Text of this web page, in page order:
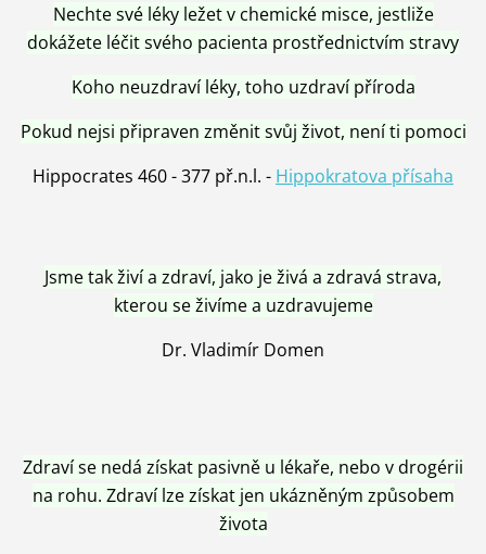
Nechte své léky ležet v chemické misce, jestliže
dokážete léčit svého pacienta prostřednictvím stravy
Koho neuzdraví léky, toho uzdraví příroda
Pokud nejsi připraven změnit svůj život, není ti pomoci
Hippocrates 460 - 377 př.n.l. - Hippokratova přísaha
Jsme tak živí a zdraví, jako je živá a zdravá strava,
kterou se živíme a uzdravujeme
Dr. Vladimír Domen
Zdraví se nedá získat pasivně u lékaře, nebo v drogérii
na rohu. Zdraví lze získat jen ukázněným způsobem
života